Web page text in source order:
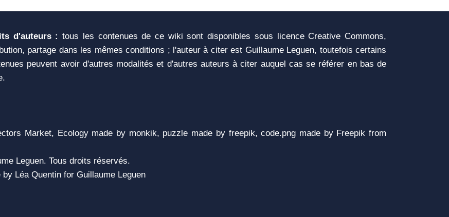
d'auteurs : tous les contenues de ce wiki sont disponibles sous licence Creative Commons,
partage dans les mêmes conditions ; l'auteur à citer est Guillaume Leguen, toutefois certains
peuvent avoir d'autres modalités et d'autres auteurs à citer auquel cas se référer en bas de
Market, Ecology made by monkik, puzzle made by freepik, code.png made by Freepik from
Leguen. Tous droits réservés.
Léa Quentin for Guillaume Leguen